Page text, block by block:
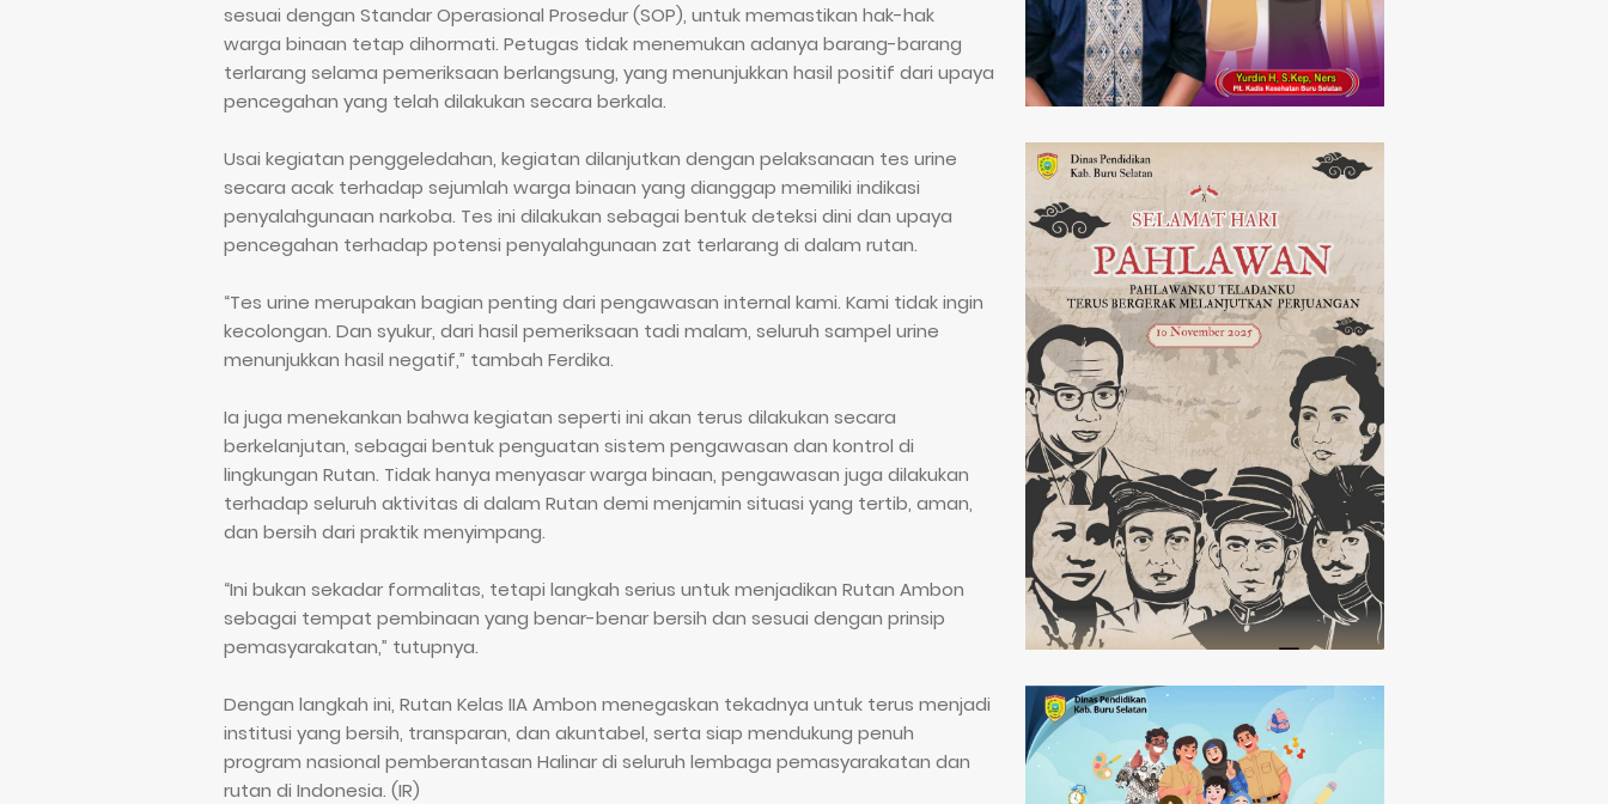
sesuai dengan Standar Operasional Prosedur (SOP), untuk memastikan hak-hak
warga binaan tetap dihormati. Petugas tidak menemukan adanya barang-barang
terlarang selama pemeriksaan berlangsung, yang menunjukkan hasil positif dari upaya
pencegahan yang telah dilakukan secara berkala.
Usai kegiatan penggeledahan, kegiatan dilanjutkan dengan pelaksanaan tes urine
secara acak terhadap sejumlah warga binaan yang dianggap memiliki indikasi
penyalahgunaan narkoba. Tes ini dilakukan sebagai bentuk deteksi dini dan upaya
pencegahan terhadap potensi penyalahgunaan zat terlarang di dalam rutan.
“Tes urine merupakan bagian penting dari pengawasan internal kami. Kami tidak ingin
kecolongan. Dan syukur, dari hasil pemeriksaan tadi malam, seluruh sampel urine
menunjukkan hasil negatif,” tambah Ferdika.
Ia juga menekankan bahwa kegiatan seperti ini akan terus dilakukan secara
berkelanjutan, sebagai bentuk penguatan sistem pengawasan dan kontrol di
lingkungan Rutan. Tidak hanya menyasar warga binaan, pengawasan juga dilakukan
terhadap seluruh aktivitas di dalam Rutan demi menjamin situasi yang tertib, aman,
dan bersih dari praktik menyimpang.
“Ini bukan sekadar formalitas, tetapi langkah serius untuk menjadikan Rutan Ambon
sebagai tempat pembinaan yang benar-benar bersih dan sesuai dengan prinsip
pemasyarakatan,” tutupnya.
Dengan langkah ini, Rutan Kelas IIA Ambon menegaskan tekadnya untuk terus menjadi
institusi yang bersih, transparan, dan akuntabel, serta siap mendukung penuh
program nasional pemberantasan Halinar di seluruh lembaga pemasyarakatan dan
rutan di Indonesia. (IR)